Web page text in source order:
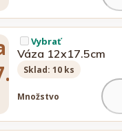
Vybrať
Váza 12x17.5cm
Sklad: 10 ks
Množstvo